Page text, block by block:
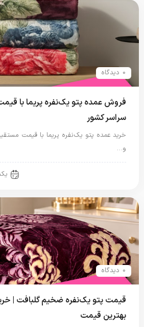
0 دیدگاه
فروش عمده پتو یک‌نفره پریما با
سراسر کشور
خرید عمده پتو یک‌نفره پریما با قیمت
و…
0 دیدگاه
قیمت پتو یک‌نفره ضخیم گلبافت |
بهترین قیمت